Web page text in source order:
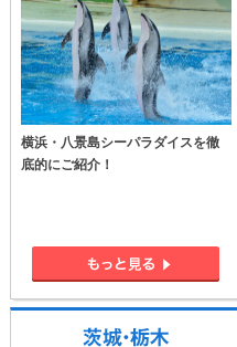
横浜・八景島シーパラダイスを徹
底的にご紹介！